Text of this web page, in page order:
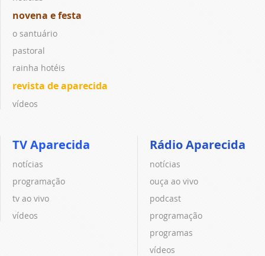
novena e festa
o santuário
pastoral
rainha hotéis
revista de aparecida
vídeos
TV Aparecida
notícias
programação
tv ao vivo
vídeos
Rádio Aparecida
notícias
ouça ao vivo
podcast
programação
programas
vídeos